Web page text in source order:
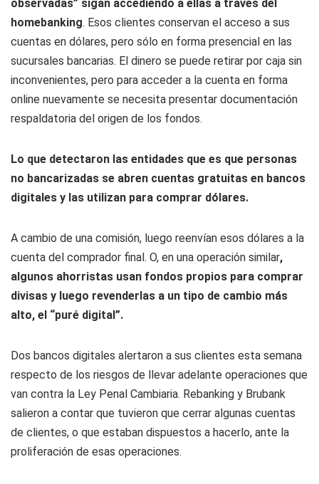
observadas” sigan accediendo a ellas a través del
homebanking. Esos clientes conservan el acceso a sus
cuentas en dólares, pero sólo en forma presencial en las
sucursales bancarias. El dinero se puede retirar por caja sin
inconvenientes, pero para acceder a la cuenta en forma
online nuevamente se necesita presentar documentación
respaldatoria del origen de los fondos.
Lo que detectaron las entidades que es que personas
no bancarizadas se abren cuentas gratuitas en bancos
digitales y las utilizan para comprar dólares.
A cambio de una comisión, luego reenvían esos dólares a la
cuenta del comprador final. O, en una operación similar,
algunos ahorristas usan fondos propios para comprar
divisas y luego revenderlas a un tipo de cambio más
alto, el “puré digital”.
Dos bancos digitales alertaron a sus clientes esta semana
respecto de los riesgos de llevar adelante operaciones que
van contra la Ley Penal Cambiaria. Rebanking y Brubank
salieron a contar que tuvieron que cerrar algunas cuentas
de clientes, o que estaban dispuestos a hacerlo, ante la
proliferación de esas operaciones.